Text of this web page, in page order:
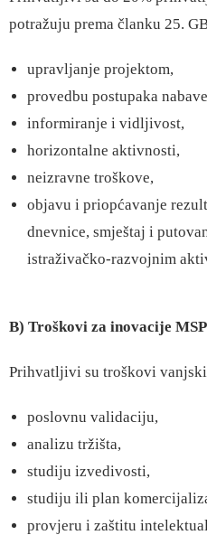
potražuju prema članku 25.
upravljanje projektom,
provedbu postupaka
informiranje i vidljivost,
horizontalne aktivnosti,
neizravne troškove,
objavu i priopćavanje
dnevnice, smještaj i
istraživačko-razvojnim
B) Troškovi za inovacije
Prihvatljivi su troškovi
poslovnu validaciju,
analizu tržišta,
studiju izvedivosti,
studiju ili plan
provjeru i zaštitu